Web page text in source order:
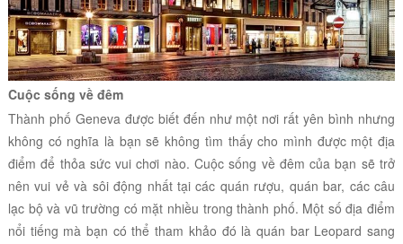
Cuộc sống về đêm
Thành phố Geneva được biết đến như một nơi rất yên bình nhưng
không có nghĩa là bạn sẽ không tìm thấy cho mình được một địa
điểm để thỏa sức vui chơi nào. Cuộc sống về đêm của bạn sẽ trở
nên vui vẻ và sôi động nhất tại các quán rượu, quán bar, các câu
lạc bộ và vũ trường có mặt nhiều trong thành phố. Một số địa điểm
nổi tiếng mà bạn có thể tham khảo đó là quán bar Leopard sang